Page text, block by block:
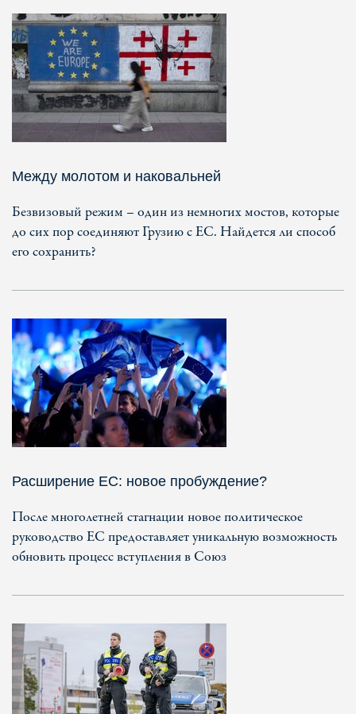
Между молотом и наковальней
Безвизовый режим – один из немногих мостов, которые
до сих пор соединяют Грузию с ЕС. Найдется ли способ
его сохранить?
Расширение ЕС: новое пробуждение?
После многолетней стагнации новое политическое
руководство ЕС предоставляет уникальную возможность
обновить процесс вступления в Союз